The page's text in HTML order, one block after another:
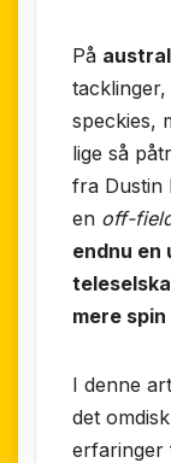
På
speckies,
lige så
fra Dustin
en off-
endnu en
mere
I denne
det
erfaringer